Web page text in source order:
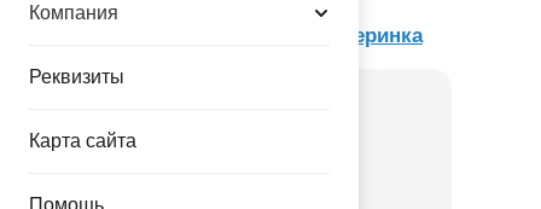
Компания
Реквизиты
Карта сайта
Помощь
Эпичная Вечеринка